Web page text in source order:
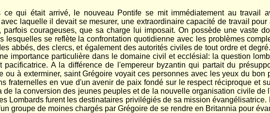
ce qui était arrivé, le nouveau Pontife se mit immédiatement au travail
laquelle il devait se mesurer, une extraordinaire capacité de travail
courageuses, que sa charge lui imposait. On possède une vaste
lesquelles se reflète la confrontation quotidienne avec les problèmes
abbés, des clercs, et également des autorités civiles de tout ordre et
importance particulière dans le domaine civil et ecclésial: la question
A la différence de l'empereur byzantin qui partait du
ou à exterminer, saint Grégoire voyait ces personnes avec les yeux du
fraternelles en vue d'un avenir de paix fondé sur le respect réciproque et
de la conversion des jeunes peuples et de la nouvelle organisation civile
Lombards furent les destinataires privilégiés de sa mission
groupe de moines chargés par Grégoire de se rendre en Britannia pour